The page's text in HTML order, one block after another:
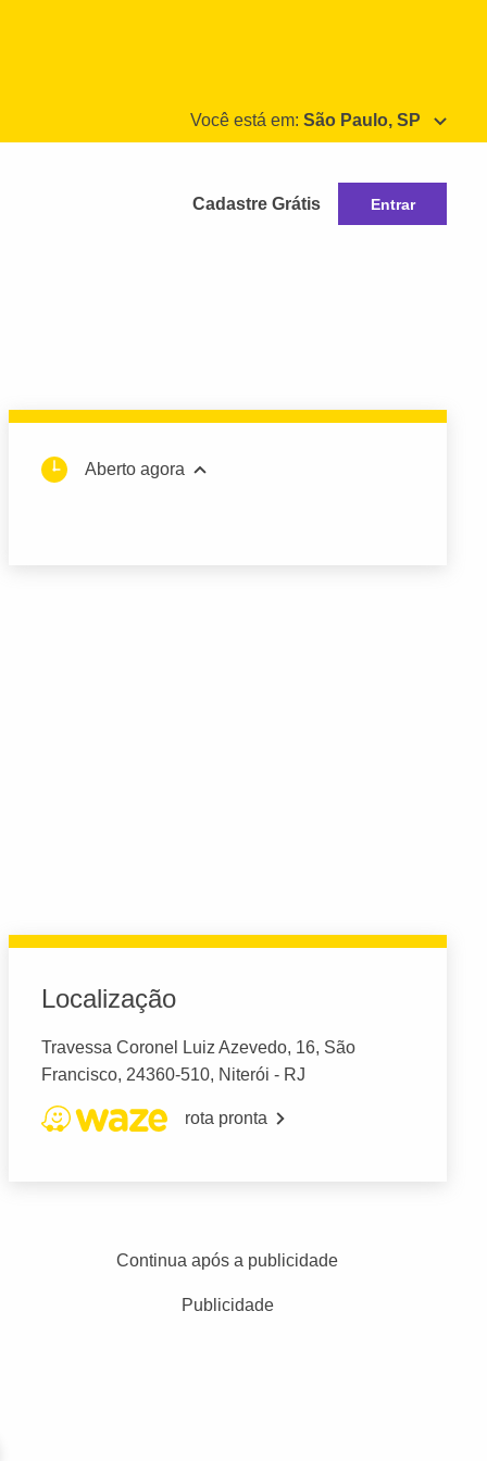
Você está em: São Paulo, SP
Cadastre Grátis Entrar
Aberto agora
Localização
Travessa Coronel Luiz Azevedo, 16, São
Francisco, 24360-510, Niterói - RJ
rota pronta
Continua após a publicidade
Publicidade